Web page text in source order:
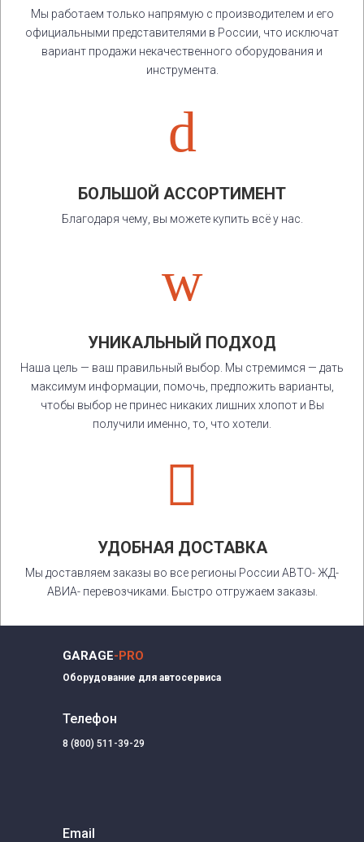
Мы работаем только напрямую с производителем и его
официальными представителями в России, что исключат
вариант продажи некачественного оборудования и
инструмента.
d
БОЛЬШОЙ АССОРТИМЕНТ
Благодаря чему, вы можете купить всё у нас.
w
УНИКАЛЬНЫЙ ПОДХОД
Наша цель — ваш правильный выбор. Мы стремимся — дать
максимум информации, помочь, предложить варианты,
чтобы выбор не принес никаких лишних хлопот и Вы
получили именно, то, что хотели.

УДОБНАЯ ДОСТАВКА
Мы доставляем заказы во все регионы России АВТО- ЖД-
АВИА- перевозчиками. Быстро отгружаем заказы.
GARAGE-PRO
Оборудование для автосервиса
Телефон
8 (800) 511-39-29
Email